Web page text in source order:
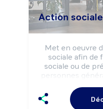
Action sociale
Met en oeuvre
sociale afin de
sociale ou de
personnes
éducatif sur